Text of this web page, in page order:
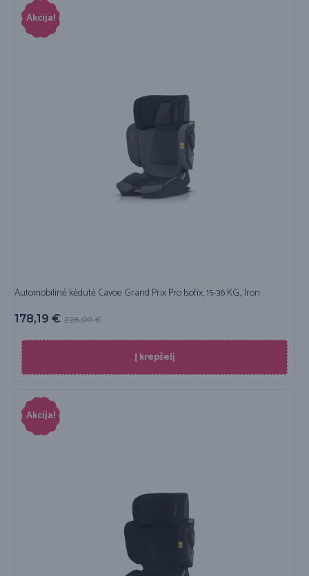
Akcija!
Automobilinė kėdutė Cavoe Grand Prix Pro Isofix, 15-36 KG., Iron
228,09€
178,19 €
Į krepšelį
Akcija!